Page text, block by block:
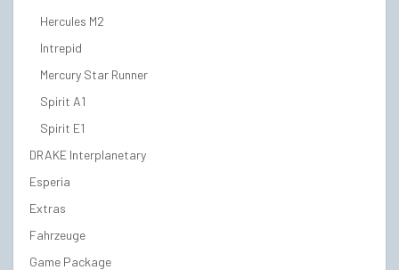
Hercules M2
Intrepid
Mercury Star Runner
Spirit A1
Spirit E1
DRAKE Interplanetary
Esperia
Extras
Fahrzeuge
Game Package